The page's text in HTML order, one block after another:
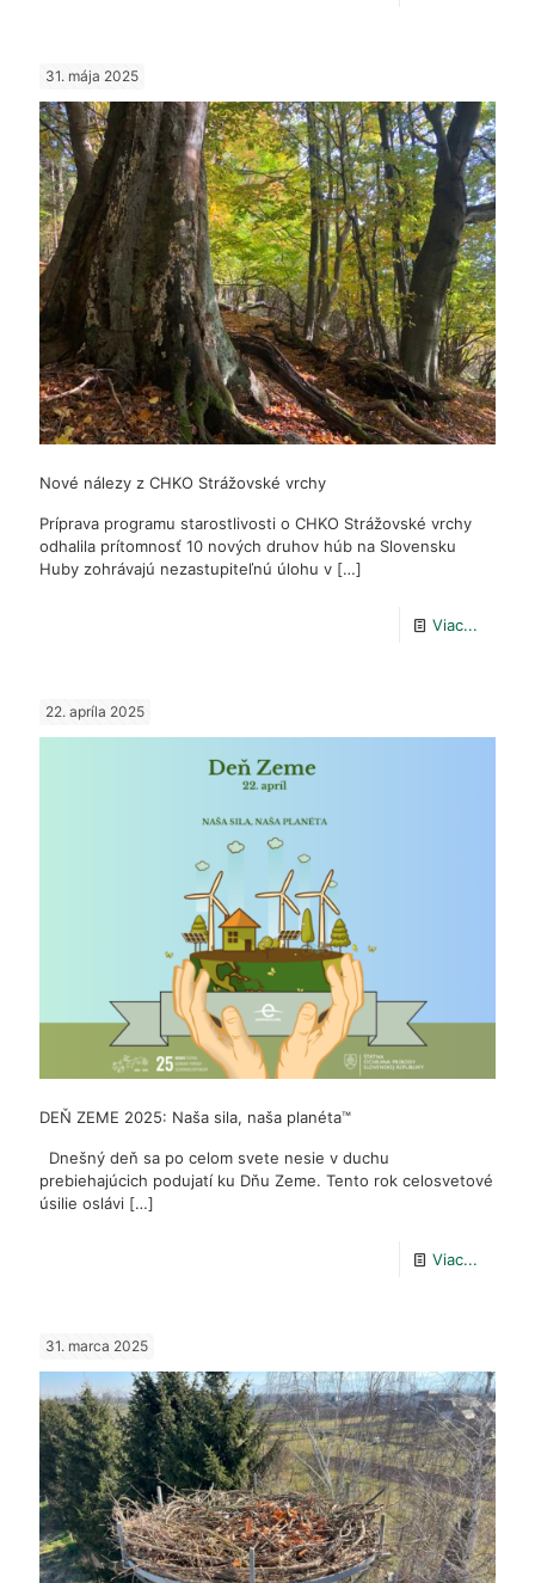
vybrali
do
prírody
31. mája 2025
Nové nálezy z CHKO Strážovské vrchy
Príprava programu starostlivosti o CHKO Strážovské vrchy
odhalila prítomnosť 10 nových druhov húb na Slovensku
Huby zohrávajú nezastupiteľnú úlohu v […]
Viac...
22. apríla 2025
DEŇ ZEME 2025: Naša sila, naša planéta™
Dnešný deň sa po celom svete nesie v duchu
prebiehajúcich podujatí ku Dňu Zeme. Tento rok celosvetové
úsilie oslávi […]
Viac...
Naša
sila,
naša
31. marca 2025